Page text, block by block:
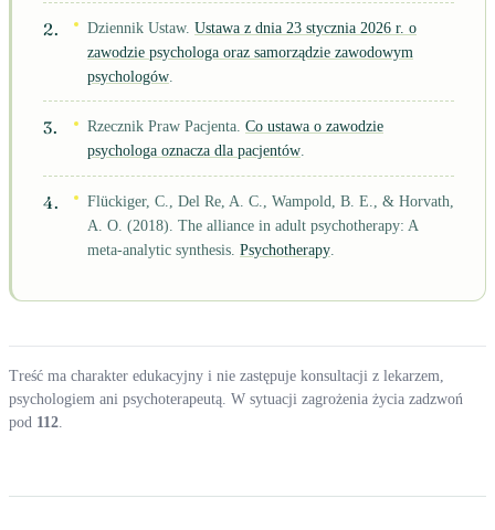
Dziennik Ustaw. Ustawa z dnia 23 stycznia 2026 r. o
zawodzie psychologa oraz samorządzie zawodowym
psychologów
Rzecznik Praw Pacjenta. Co ustawa o zawodzie
psychologa oznacza dla pacjentów.
Flückiger, C., Del Re, A. C., Wampold, B. E., & Horvath,
A. O. (2018). The alliance in adult psychotherapy: A
meta-analytic synthesis. Psychotherapy
Treść ma charakter edukacyjny i nie zastępuje konsultacji z lekarzem,
psychologiem ani psychoterapeutą. W sytuacji zagrożenia życia zadzwoń
pod 112